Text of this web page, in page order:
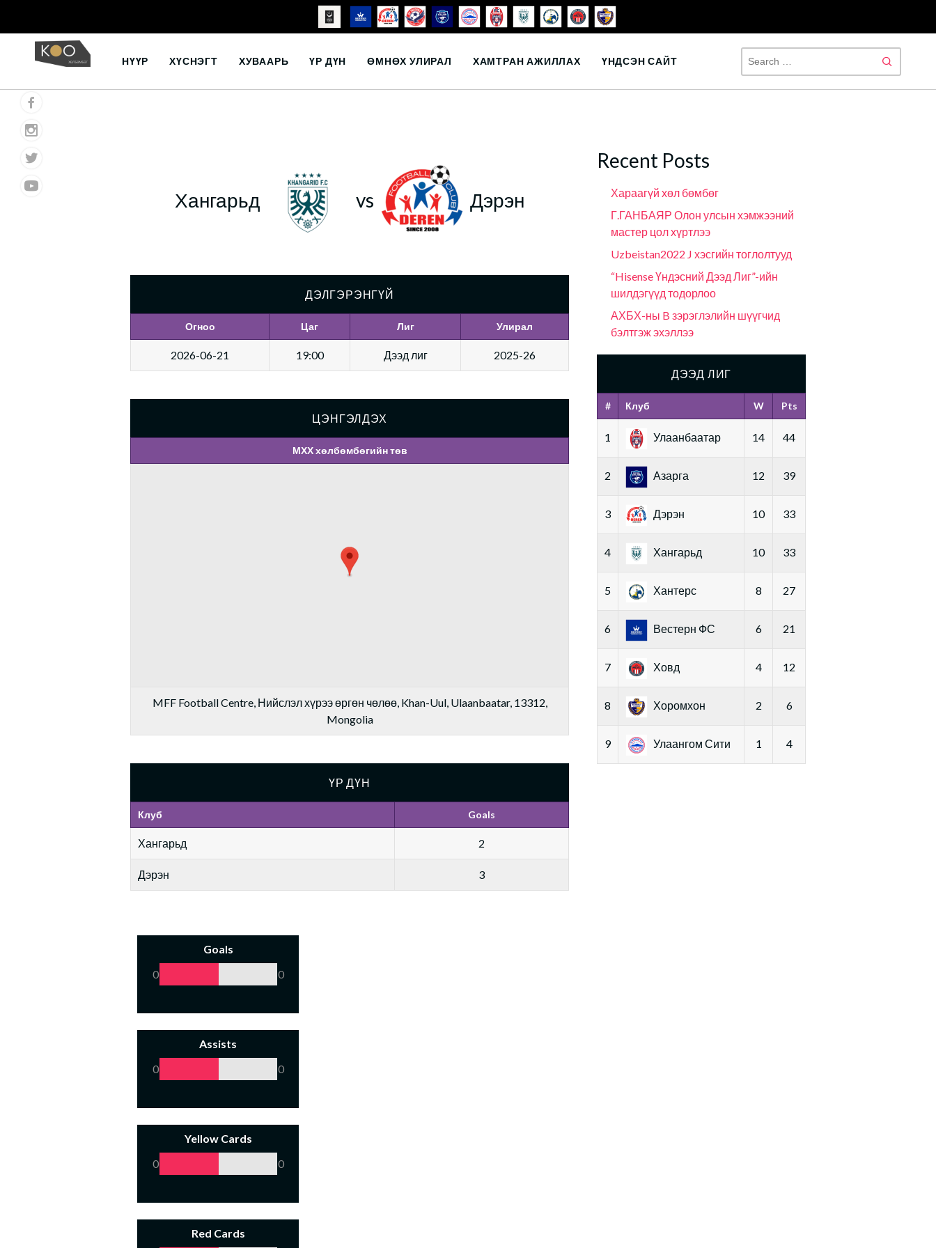
НҮҮР ХҮСНЭГТ ХУВААРЬ ҮР ДҮН ӨМНӨХ УЛИРАЛ ХАМТРАН АЖИЛЛАХ ҮНДСЭН САЙТ
Хангарьд vs Дэрэн
ДЭЛГЭРЭНГҮЙ
Огноо Цаг Лиг Улирал
2026-06-21 19:00 Дээд лиг 2025-26
ЦЭНГЭЛДЭХ
МХХ хөлбөмбөгийн төв
MFF Football Centre, Нийслэл хүрээ өргөн чөлөө, Khan-Uul, Ulaanbaatar, 13312,
Mongolia
ҮР ДҮН
Клуб Goals
Хангарьд 2
Дэрэн 3
Goals
0
0
Assists
0
0
Yellow Cards
0
0
Red Cards
Recent Posts
Хараагүй хөл бөмбөг
Г.ГАНБАЯР Олон улсын хэмжээний
мастер цол хүртлээ
Uzbeistan2022 J хэсгийн тоглолтууд
“Hisense Үндэсний Дээд Лиг”-ийн
шилдэгүүд тодорлоо
АХБХ-ны B зэрэглэлийн шүүгчид
бэлтгэж эхэллээ
ДЭЭД ЛИГ
# Клуб W Pts
1 Улаанбаатар 14 44
2 Азарга 12 39
3 Дэрэн 10 33
4 Хангарьд 10 33
5 Хантерс 8 27
6 Вестерн ФС 6 21
7 Ховд 4 12
8 Хоромхон 2 6
9 Улаангом Сити 1 4